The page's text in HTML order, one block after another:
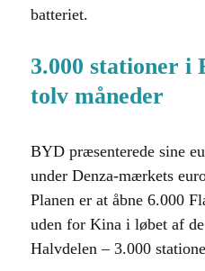
batteriet.
3.000 stationer i
tolv måneder
BYD præsenterede sine
under Denza-mærkets
Planen er at åbne 6.000
uden for Kina i løbet af
Halvdelen – 3.000